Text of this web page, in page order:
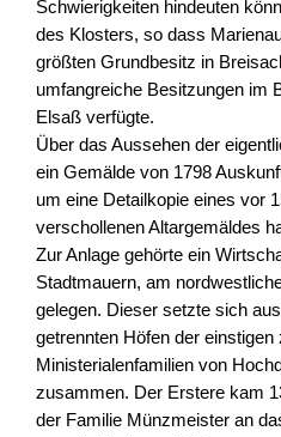
Schwierigkeiten hindeuten
des Klosters, so dass
größten Grundbesitz in
umfangreiche Besitzungen im
Elsaß verfügte.
Über das Aussehen der
ein Gemälde von 1798
um eine Detailkopie eines vor
verschollenen Altargemäldes
Zur Anlage gehörte ein
Stadtmauern, am
gelegen. Dieser setzte sich
getrennten Höfen der einstigen
Ministerialenfamilien von
zusammen. Der Erstere kam
der Familie Münzmeister an